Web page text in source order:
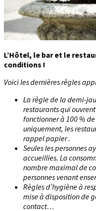
L’Hôtel, le bar et le
conditions !
Voici les dernières règles
La règle de la demi-
restaurants qui
fonctionner à 100 %
uniquement, les
rappel papier .
Seules les personnes
accueillies. La
nombre maximal de
personnes venant
Règles d’hygiène à
mise à disposition de
contact…